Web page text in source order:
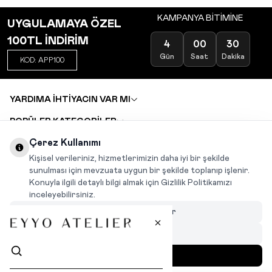
UYGULAMAYA ÖZEL
100TL İNDİRİM
KOD: APP100
KAMPANYA BİTİMİNE
4
Gün
00
Saat
30
Dakika
YARDIMA İHTİYACIN VAR MI
POPÜLER KATEGORİLER
DEĞİŞİM VE İADE TALEBİ
KARIYER
INSTAGRAM
Çerez Kullanımı
Kişisel verileriniz, hizmetlerimizin daha iyi bir şekilde
sunulması için mevzuata uygun bir şekilde toplanıp işlenir.
Konuyla ilgili detaylı bilgi almak için Gizlilik Politikamızı
inceleyebilirsiniz.
Çerezleri Özelleştir